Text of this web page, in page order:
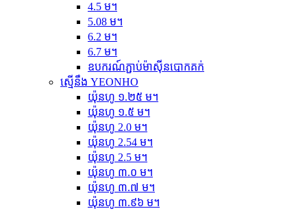
4.5 ម។
5.08 ម។
6.2 ម។
6.7 ម។
ឧបករណ៍ភ្ជាប់ម៉ាស៊ីនបោកគក់
ស្មើនឹង YEONHO
យ៉ុនហូ ១.២៥ ម។
យ៉ុនហូ ១.៥ ម។
យ៉ុនហូ 2.0 ម។
យ៉ុនហូ 2.54 ម។
យ៉ុនហូ 2.5 ម។
យ៉ុនហូ ៣.០ ម។
យ៉ុនហូ ៣.៧ ម។
យ៉ុនហូ ៣.៩៦ ម។